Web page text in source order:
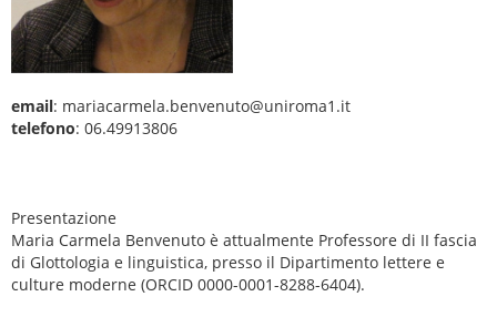
email: mariacarmela.benvenuto@uniroma1.it
telefono: 06.49913806
Presentazione
Maria Carmela Benvenuto è attualmente Professore di II fascia
di Glottologia e linguistica, presso il Dipartimento lettere e
culture moderne (ORCID 0000-0001-8288-6404).